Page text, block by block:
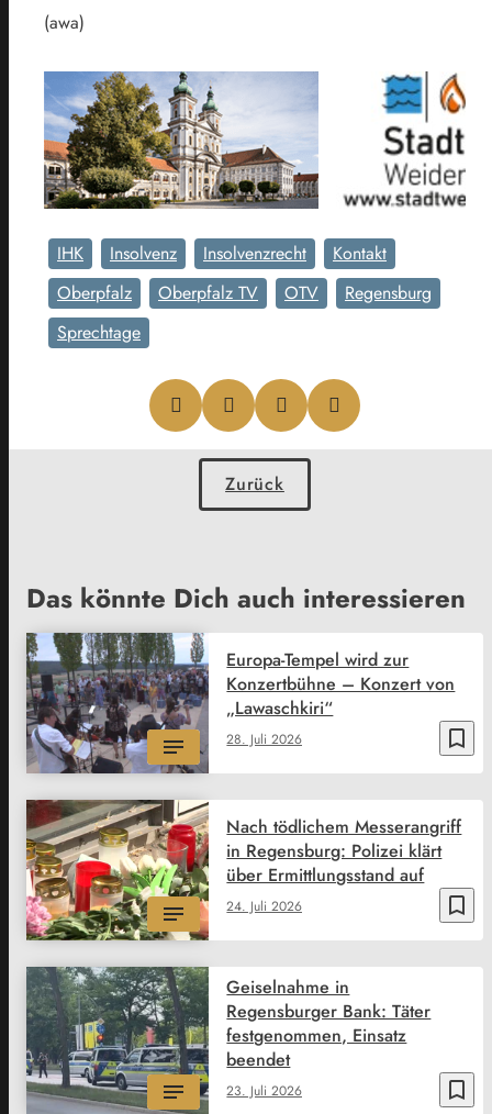
(awa)
IHK Insolvenz Insolvenzrecht
Kontakt
Oberpfalz
Oberpfalz TV OTV
Regensburg
Sprechtage
Zurück
Das könnte Dich auch interessieren
bookmark_border
28. Juli 2026
Europa-Tempel wird zur
Konzertbühne – Konzert von
„Lawaschkiri“
bookmark_border
24. Juli 2026
Nach tödlichem Messerangriff
in Regensburg: Polizei klärt
über Ermittlungsstand auf
bookmark_border
23. Juli 2026
Geiselnahme in
Regensburger Bank: Täter
festgenommen, Einsatz
beendet